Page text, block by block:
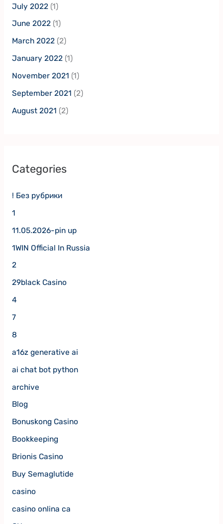
July 2022 (1)
June 2022(1)
March 2022(2)
January 2022(1)
November 2021 (1)
September 2021 (2)
August 2021 (2)
Categories
! Без рубрики
1
11.05.2026-pin up
1WIN Official In Russia
2
29black Casino
4
7
8
a16z generative ai
ai chat bot python
archive
Blog
Bonuskong Casino
Bookkeeping
Brionis Casino
Buy Semaglutide
casino
casino onlina ca